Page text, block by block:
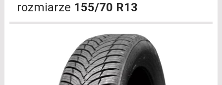
rozmiarze 155/70 R13